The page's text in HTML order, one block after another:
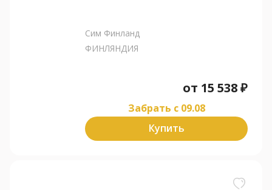
Сим Финланд
ФИНЛЯНДИЯ
от 15 538₽
Забрать c 09.08
Купить